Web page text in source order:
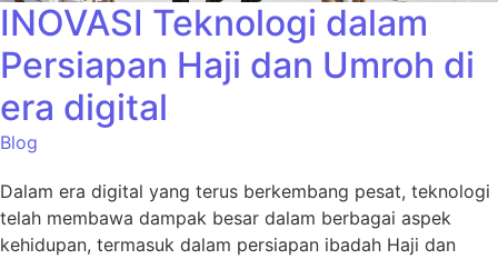
INOVASI Teknologi dalam
Persiapan Haji dan Umroh di
era digital
Blog
Dalam era digital yang terus berkembang pesat, teknologi
telah membawa dampak besar dalam berbagai aspek
kehidupan, termasuk dalam persiapan ibadah Haji dan